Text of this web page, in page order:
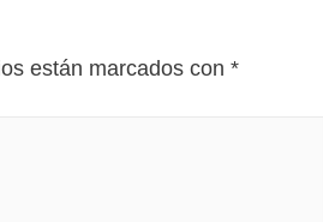
están marcados con *